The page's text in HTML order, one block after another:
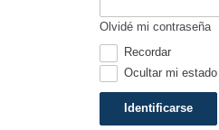
Olvidé mi contraseña
Recordar
Ocultar mi